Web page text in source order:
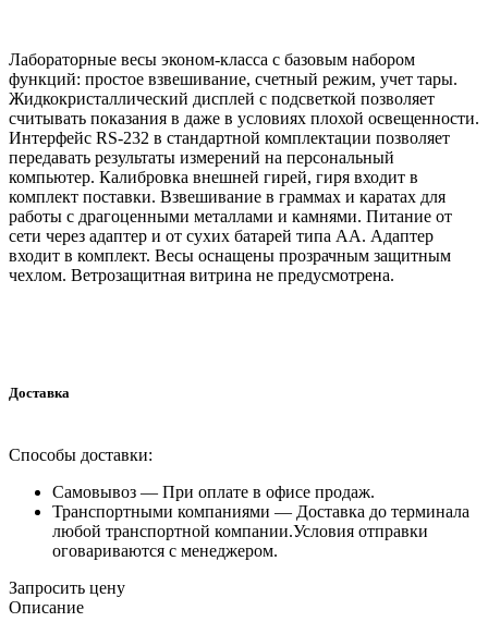
Лабораторные весы эконом-класса с базовым набором
функций: простое взвешивание, счетный режим, учет тары.
Жидкокристаллический дисплей с подсветкой позволяет
считывать показания в даже в условиях плохой освещенности.
Интерфейс RS-232 в стандартной комплектации позволяет
передавать результаты измерений на персональный
компьютер. Калибровка внешней гирей, гиря входит в
комплект поставки. Взвешивание в граммах и каратах для
работы с драгоценными металлами и камнями. Питание от
сети через адаптер и от сухих батарей типа AA. Адаптер
входит в комплект. Весы оснащены прозрачным защитным
чехлом. Ветрозащитная витрина не предусмотрена.
Доставка
Способы доставки:
Самовывоз — При оплате в офисе продаж.
Транспортными компаниями — Доставка до терминала
любой транспортной компании.Условия отправки
оговариваются с менеджером.
Запросить цену
Описание